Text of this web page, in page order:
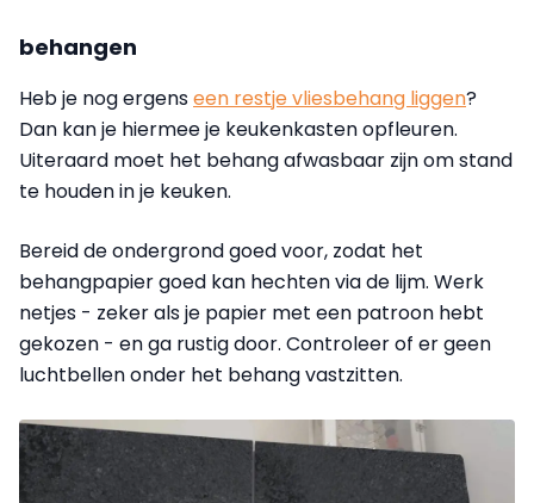
behangen
Heb je nog ergenseen restje vliesbehang liggen?
Dan kan je hiermee je keukenkasten opfleuren.
Uiteraard moet het behang afwasbaar zijn om stand
te houden in je keuken.
Bereid de ondergrond goed voor, zodat het
behangpapier goed kan hechten via de lijm. Werk
netjes - zeker als je papier met een patroon hebt
gekozen - en ga rustig door. Controleer of er geen
luchtbellen onder het behang vastzitten.